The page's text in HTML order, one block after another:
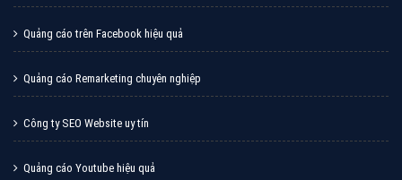
Cốc Cốc là trình duyệt web trực tuyến hiệu quả, hãy
cùng VietAds tìm hiểu về các hình thức quảng cáo